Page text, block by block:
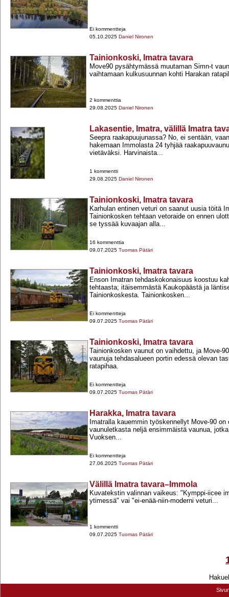
Ei kommentteja
05.10.2025 Daniel Nironen
Tainionkoski, Imatra tavara
Move90 pysähtymässä muutaman Simn-​t
vaihtamaan kulkusuunnan kohti Harakan
2 kommenttia
29.08.2025 Daniel Nironen
Lakasentie, Imatra, välillä Imatra
Seepra raakapuujunassa? No, ei sentään,
hakemaan Immolasta 24 tyhjää
vietäväksi. Harvinaista...
1 kommentti
29.08.2025 Daniel Nironen
Tainionkoski, Imatra tavara
Karhulan entinen veturi on saanut uusia töitä
Tainionkosken tehtaan vetoraide on ennen
se tyssää kuvaajan alla...
16 kommenttia
09.07.2025 Tuomas Pätäri
Tainionkoski, Imatra tavara
Enson Imatran tehdaskokonaisuus koostuu
tehtaasta; itäisemmästä Kaukopäästä ja
Tainionkoskesta. Tainionkosken...
Ei kommentteja
09.07.2025 Tuomas Pätäri
Tainionkoski, Imatra tavara
Tainionkosken vaunut on vaihdettu, ja Move-​
vaunuja tehdasalueen portin edessä olevan
ratapihaa.
Ei kommentteja
09.07.2025 Tuomas Pätäri
Harakka, Imatra tavara
Imatralla kauemmin työskennellyt Move-​90
vaunuletkasta neljä ensimmäistä vaunua,
Vuoksen...
Ei kommentteja
27.06.2025 Tuomas Pätäri
Välillä Imatra tavara–Immola
Kuvatekstin valinnan vaikeus: "Kymppi-​iicee
ytimessä" vai "ei-​enää-​niin-​moderni veturi...
1 kommentti
09.07.2025 Tuomas Pätäri